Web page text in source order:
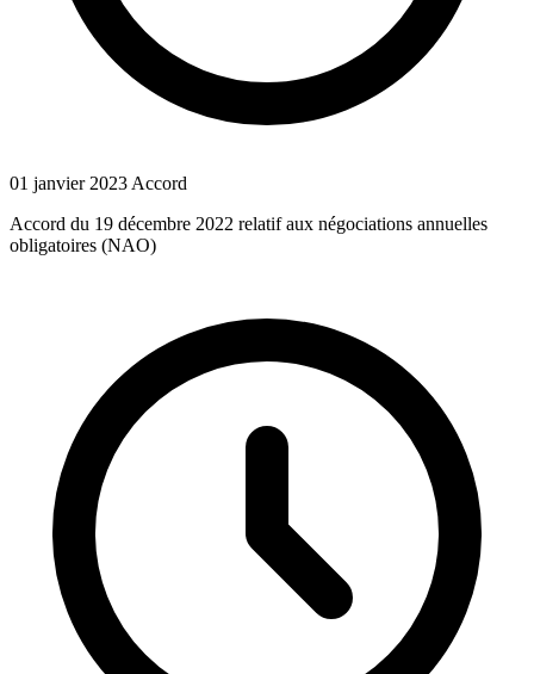
01 janvier 2023 Accord
Accord du 19 décembre 2022 relatif aux négociations annuelles
obligatoires (NAO)